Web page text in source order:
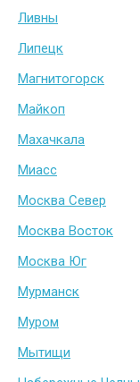
Ливны
Липецк
Магнитогорск
Майкоп
Махачкала
Миасс
Москва Север
Москва Восток
Москва Юг
Мурманск
Муром
Мытищи